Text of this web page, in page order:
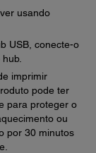
usando
USB, conecte-o
imprimir
pode ter
para proteger o
ou
por 30 minutos